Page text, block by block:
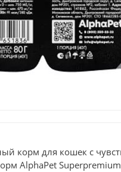
корм для кошек с
AlphaPet